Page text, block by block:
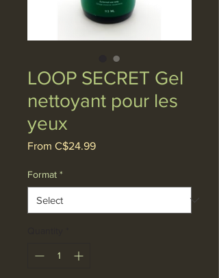
LOOP SECRET Gel
nettoyant pour les
yeux
From C$24.99Sale
Format *